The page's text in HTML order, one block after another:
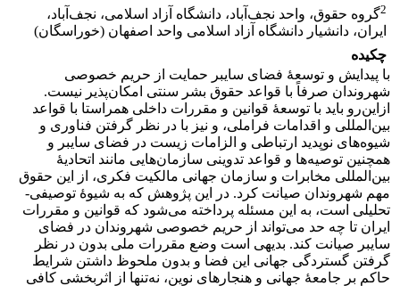
2گروه حقوق، واحد نجف‌آباد، دانشگاه آزاد اسلامی، نجف‌آباد،
ایران، دانشیار دانشگاه آزاد اسلامی واحد اصفهان (خوراسگان)
چکیده
با پیدایش و توسعۀ فضای سایبر حمایت از حریم خصوصی
شهروندان صرفاً با قواعد حقوق بشر سنتی امکان‌پذیر نیست.
ازاین‌رو باید با توسعۀ قوانین و مقررات داخلی همراستا با قواعد
بین‌المللی و اقدامات فراملی، و نیز با در نظر گرفتن فناوری و
شیوه‌های نوپدید ارتباطی و الزامات زیست در فضای سایبر و
همچنین توصیه‌ها و قواعد تدوینی سازمان‌هایی مانند اتحادیۀ
بین‌المللی مخابرات و سازمان جهانی مالکیت فکری، از این حقوق
مهم شهروندان صیانت کرد. در این پژوهش که به شیوۀ توصیفی-
تحلیلی است، به این مسئله پرداخته می‌شود که قوانین و مقررات
ایران تا چه حد می‌تواند از حریم خصوصی شهروندان در فضای
سایبر صیانت کند. بدیهی است وضع مقررات ملی بدون در نظر
گرفتن گستردگی جهانی این فضا و بدون ملحوظ داشتن شرایط
حاکم بر جامعۀ جهانی و هنجارهای نوین، نه‌تنها از اثربخشی کافی